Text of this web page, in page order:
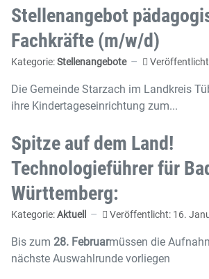
Stellenangebot
Fachkräfte (m/w/d)
Kategorie:Stellenangebote
Die Gemeinde Starzach im Landkreis
ihre Kindertageseinrichtung zum...
Spitze auf dem Land!
Technologieführer für
Württemberg:
Kategorie:Aktuell Veröffentlicht: 16.
Bis zum 28. Februarmüssen die
nächste Auswahlrunde vorliegen